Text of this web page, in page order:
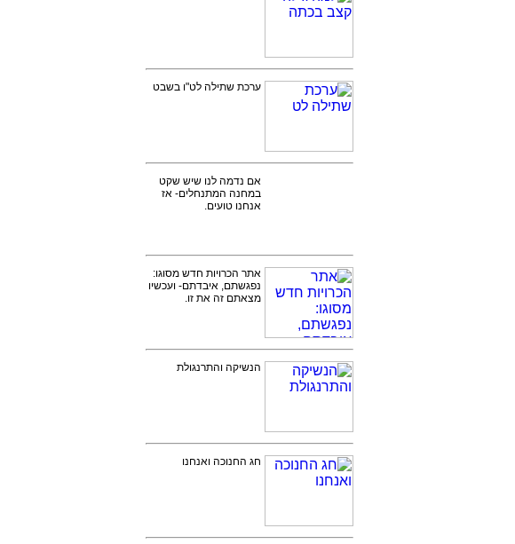
ערכת שתילה לט"ו בשבט
אם נדמה לנו שיש שקט
במחנה המתנחלים- אז
אנחנו טועים.
אתר הכרויות חדש מסוגו:
נפגשתם, איבדתם- ועכשיו
מצאתם זה את זו.
הנשיקה והתרנגולת
חג החנוכה ואנחנו